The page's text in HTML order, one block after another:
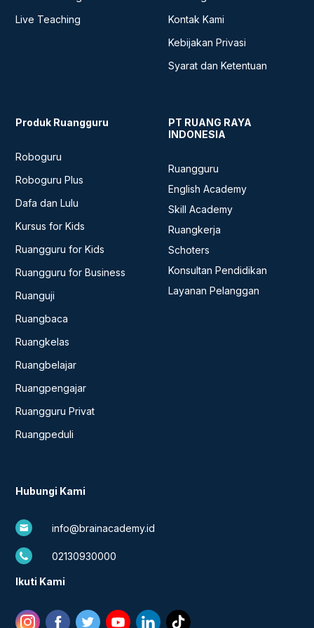
Live Teaching
Kontak Kami
Kebijakan Privasi
Syarat dan Ketentuan
Produk Ruangguru
Roboguru
Roboguru Plus
Dafa dan Lulu
Kursus for Kids
Ruangguru for Kids
Ruangguru for Business
Ruanguji
Ruangbaca
Ruangkelas
Ruangbelajar
Ruangpengajar
Ruangguru Privat
Ruangpeduli
PT RUANG RAYA
INDONESIA
Ruangguru
English Academy
Skill Academy
Ruangkerja
Schoters
Konsultan Pendidikan
Layanan Pelanggan
Hubungi Kami
info@brainacademy.id
02130930000
Ikuti Kami